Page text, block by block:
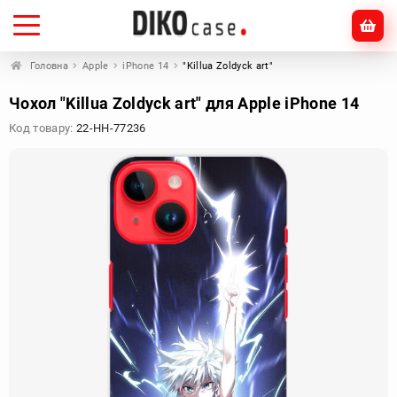
Головна Apple iPhone 14 "Killua Zoldyck art"
Чохол "Killua Zoldyck art" для Apple iPhone 14
Код товару: 22-HH-77236